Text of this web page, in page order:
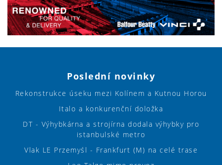
Poslední novinky
Rekonstrukce úseku mezi Kolínem a Kutnou Horou
Italo a konkurenční doložka
DT - Výhybkárna a strojírna dodala výhybky pro
istanbulské metro
Vlak LE Przemyśl - Frankfurt (M) na celé trase